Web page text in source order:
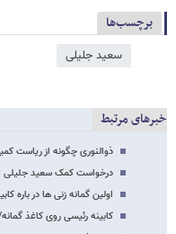
برچسب‌ها
سعید جلیلی
خبرهای مرتبط
ذوالنوری چگونه از ریاست
درخواست کمک سعید جلیلی از مردم
اولین گمانه زنی ها در باره
کابینه رئیسی روی کاغذ